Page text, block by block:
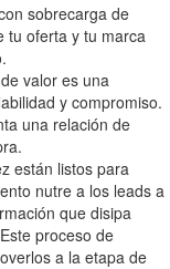
sobrecarga de
tu oferta y tu marca
valor es una
y compromiso.
una relación de
están listos para
nutre a los leads a
que disipa
proceso de
a la etapa de